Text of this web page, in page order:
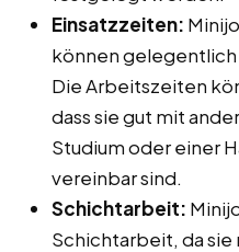
Einsatzzeiten:
können
Die Arbeitszeiten
dass sie gut mit
Studium oder einer
vereinbar sind.
Schichtarbeit:
Schichtarbeit, da